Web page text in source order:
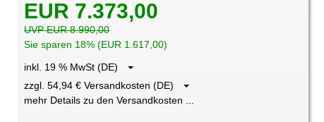
EUR 7.373,00
UVP EUR 8.990,00
Sie sparen 18% (EUR 1.617,00)
inkl. 19 % MwSt (DE)
zzgl. 54,94 € Versandkosten (DE)
mehr Details zu den Versandkosten ...